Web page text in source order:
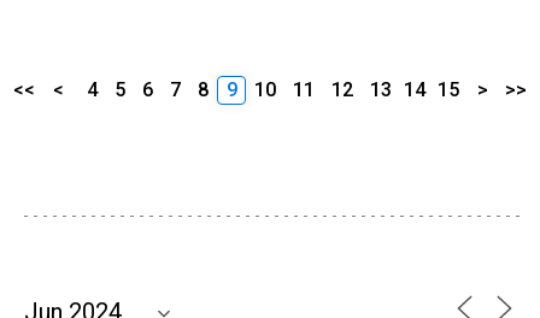
<< < 4 5 6 7 8 9 10 11 12 13 14 15 > >>